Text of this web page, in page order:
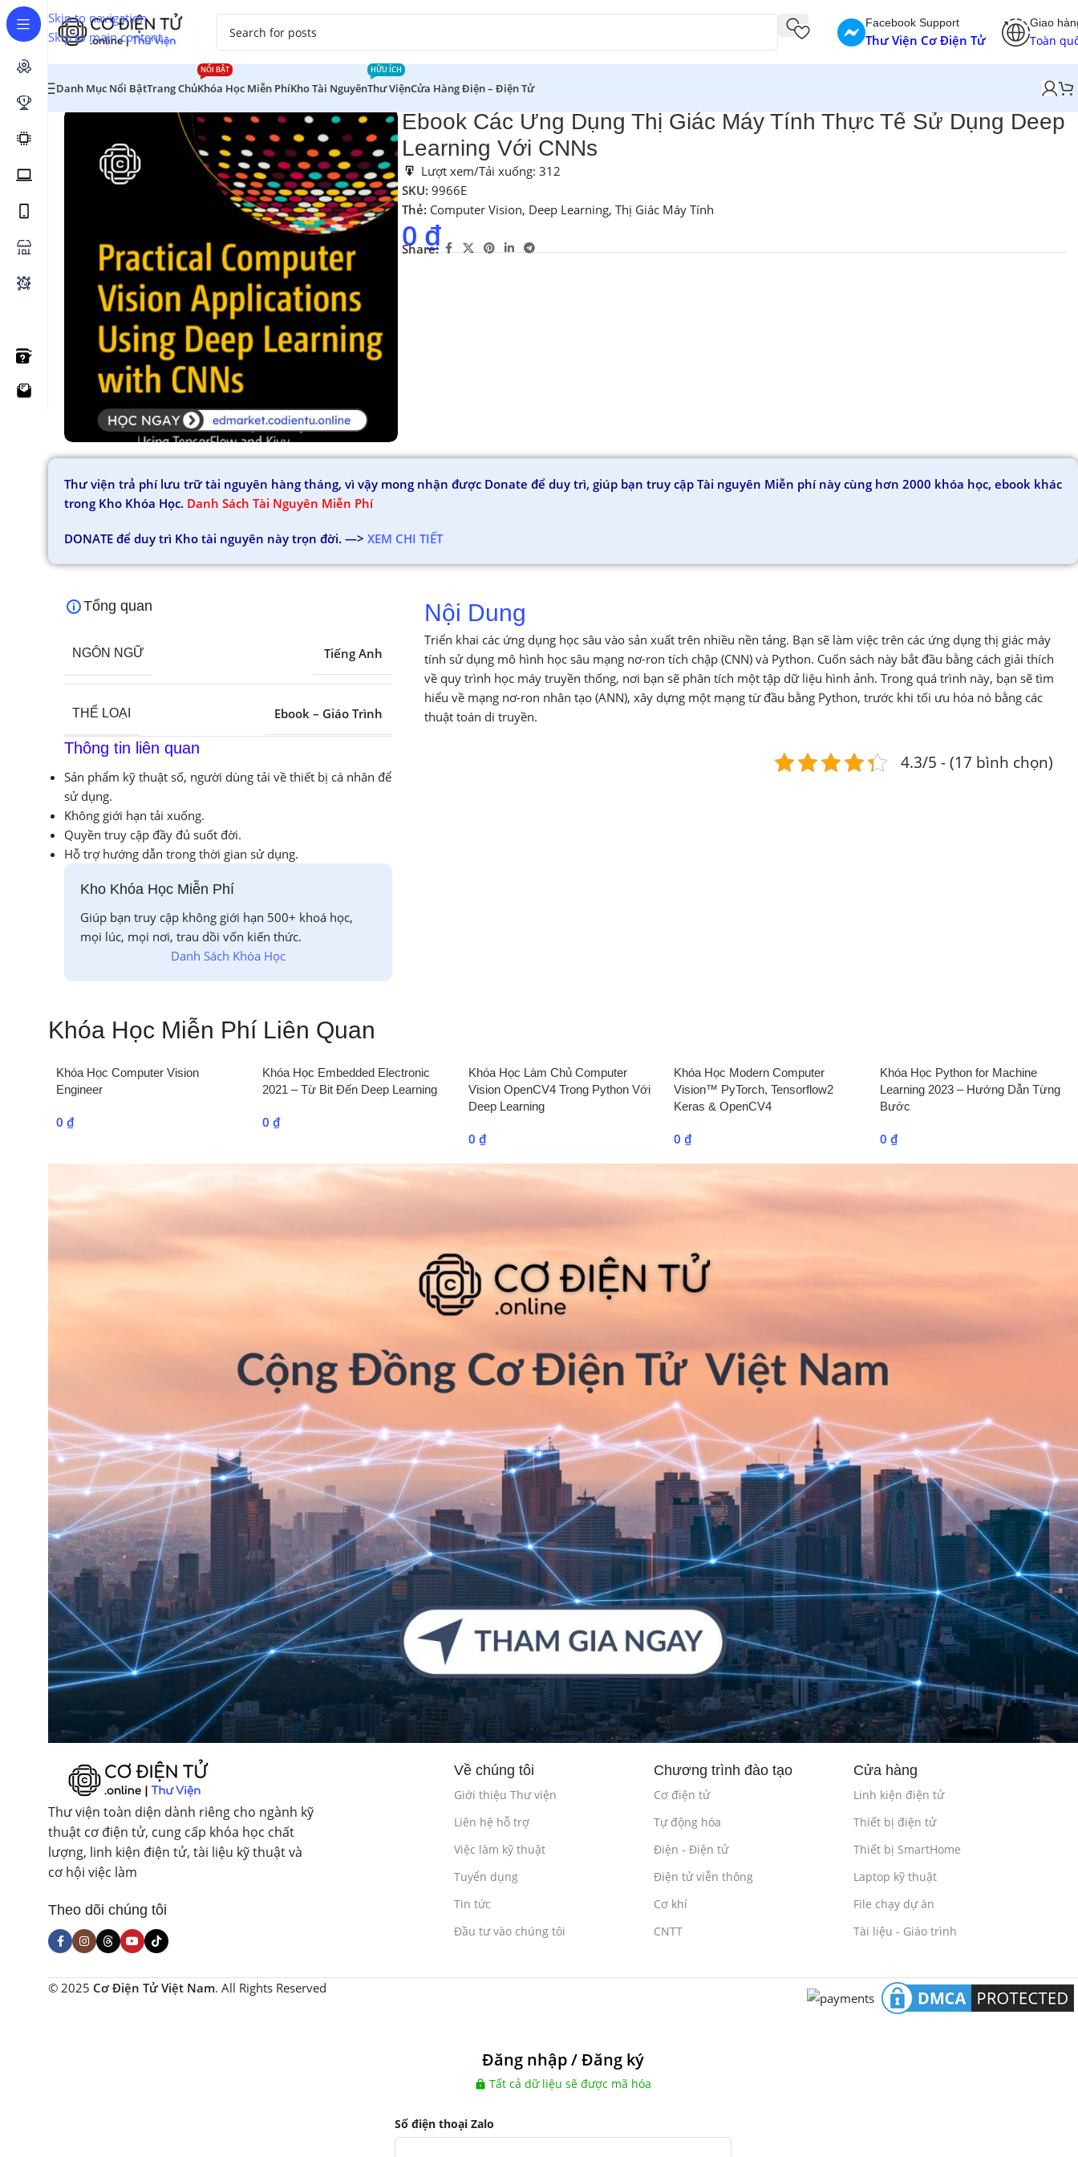
Skip to navigation
Skip to main content
Facebook Support
Thư Viện Cơ Điện Tử
Giao
Toàn
Danh Mục Nổi BậtTrang ChủKhóa Học Miễn Phí
NỔI BẬT
Kho Tài NguyênThư Viện
HỮU ÍCH
Cửa Hàng Điện – Điện Tử
Ebook Các Ứng Dụng Thị Giác Máy Tính Thực Tế Sử Dụng Deep
Learning Với CNNs
Lượt xem/Tải xuống: 312
SKU:9966E
Thẻ: Computer Vision, Deep Learning, Thị Giác Máy Tính
0 ₫
Share:
Thư viện trả phí lưu trữ tài nguyên hàng tháng, vì vậy mong nhận được Donate để duy trì, giúp bạn truy cập Tài nguyên Miễn phí này cùng hơn 2000 khóa học, ebook khác
trong Kho Khóa Học. Danh Sách Tài Nguyên Miễn Phí
DONATE để duy trì Kho tài nguyên này trọn đời. —> XEM CHI TIẾT
Tổng quan
NGÔN NGỮ Tiếng Anh
THỂ LOẠI Ebook – Giáo Trình
Thông tin liên quan
Sản phẩm kỹ thuật số, người dùng tải về thiết bị cá nhân để
sử dụng.
Không giới hạn tải xuống.
Quyền truy cập đầy đủ suốt đời.
Hỗ trợ hướng dẫn trong thời gian sử dụng.
Kho Khóa Học Miễn Phí
Giúp bạn truy cập không giới hạn 500+ khoá học,
mọi lúc, mọi nơi, trau dồi vốn kiến thức.
Danh Sách Khóa Học
Nội Dung
Triển khai các ứng dụng học sâu vào sản xuất trên nhiều nền tảng. Bạn sẽ làm việc trên các ứng dụng thị giác máy
tính sử dụng mô hình học sâu mạng nơ-ron tích chập (CNN) và Python. Cuốn sách này bắt đầu bằng cách giải thích
về quy trình học máy truyền thống, nơi bạn sẽ phân tích một tập dữ liệu hình ảnh. Trong quá trình này, bạn sẽ tìm
hiểu về mạng nơ-ron nhân tạo (ANN), xây dựng một mạng từ đầu bằng Python, trước khi tối ưu hóa nó bằng các
thuật toán di truyền.
4.3/5 - (17 bình chọn)
Khóa Học Miễn Phí Liên Quan
Khóa Học Computer Vision
Engineer
0 ₫
Khóa Học Embedded Electronic
2021 – Từ Bit Đến Deep Learning
0 ₫
Khóa Học Làm Chủ Computer
Vision OpenCV4 Trong Python Với
Deep Learning
0 ₫
Khóa Học Modern Computer
Vision™ PyTorch, Tensorflow2
Keras & OpenCV4
0₫
Khóa Học Python for Machine
Learning 2023 – Hướng Dẫn Từng
Bước
0₫
Thư viện toàn diện dành riêng cho ngành kỹ
thuật cơ điện tử, cung cấp khóa học chất
lượng, linh kiện điện tử, tài liệu kỹ thuật và
cơ hội việc làm
Theo dõi chúng tôi
Về chúng tôi
Giới thiệu Thư viện
Liên hệ hỗ trợ
Việc làm kỹ thuật
Tuyển dụng
Tin tức
Đầu tư vào chúng tôi
Chương trình đào tạo
Cơ điện tử
Tự động hóa
Điện - Điện tử
Điện tử viễn thông
Cơ khí
CNTT
Cửa hàng
Linh kiện điện tử
Thiết bị điện tử
Thiết bị SmartHome
Laptop kỹ thuật
File chạy dự án
Tài liệu - Giáo trình
© 2025 Cơ Điện Tử Việt Nam. All Rights Reserved
Đăng nhập / Đăng ký
Tất cả dữ liệu sẽ được mã hóa
Số điện thoại Zalo